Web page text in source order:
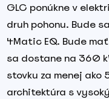
GLC ponúkne v
druh pohonu. Bude
4Matic EQ. Bude
sa dostane na 360
stovku za menej ako
architektúra s